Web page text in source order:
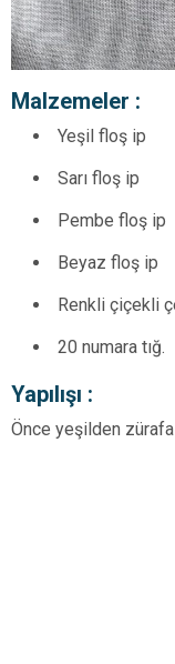
Malzemeler :
Yeşil floş ip
Sarı floş ip
Pembe floş ip
Beyaz floş ip
Renkli çiçekli
20 numara tığ.
Yapılışı :
Önce yeşilden zürafa